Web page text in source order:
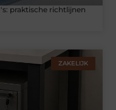
praktische richtlijnen
ZAKELIJK